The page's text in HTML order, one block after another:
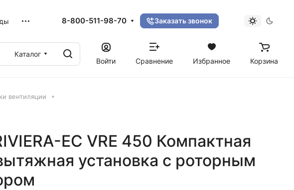
8-800-511-98-70 Заказать звонок
Каталог
Войти
Сравнение Избранное Корзина
вентиляции
EC VRE 450 Компактная
установка с роторным